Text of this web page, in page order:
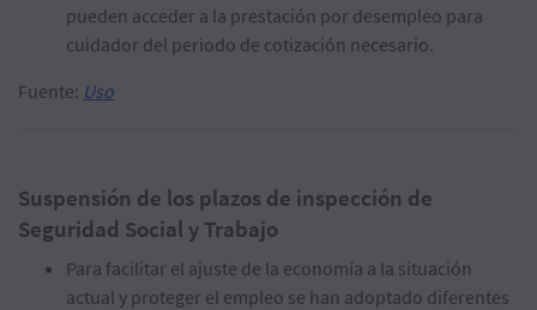
pueden acceder a la prestación por desempleo para
cuidador del periodo de cotización necesario.
Fuente: Uso
Suspensión de los plazos de inspección de
Seguridad Social y Trabajo
Para facilitar el ajuste de la economía a la situación
actual y proteger el empleo se han adoptado diferentes